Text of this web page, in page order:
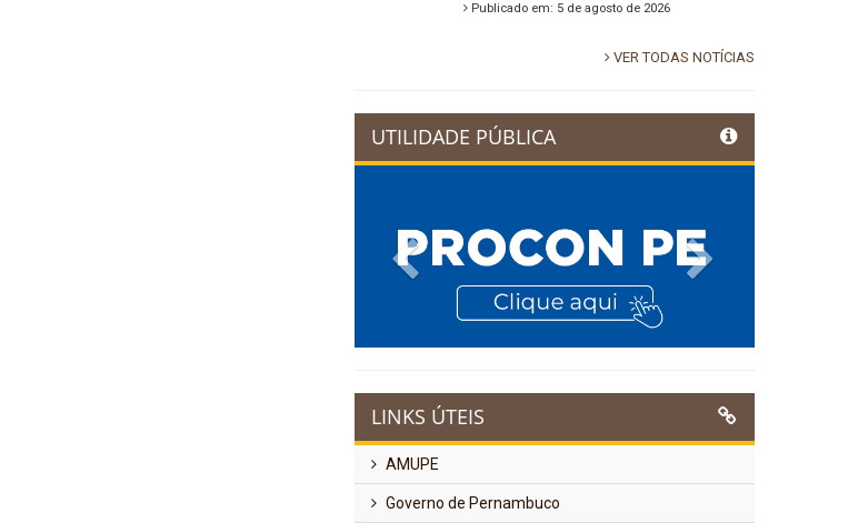
Publicado em: 5 de agosto de 2026
VER TODAS NOTÍCIAS
UTILIDADE PÚBLICA
Previous
LINKS ÚTEIS
AMUPE
Governo de Pernambuco